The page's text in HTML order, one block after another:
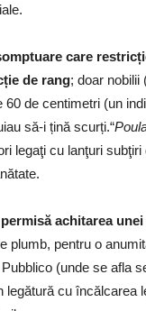
care
de rang; doar nobilii
de centimetri (un
să-i țină scurți.“
legaţi cu lanţuri
achitarea
plumb, pentru o
(unde se afla
cu încălcarea